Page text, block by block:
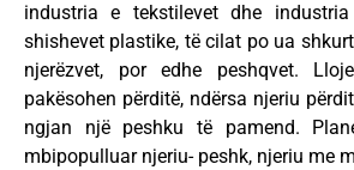
industria e tekstilevet dhe
shishevet plastike, të cilat po ua
njerëzvet, por edhe peshqvet.
pakësohen përditë, ndërsa njeriu
ngjan një peshku të pamend.
mbipopulluar njeriu- peshk, njeriu me